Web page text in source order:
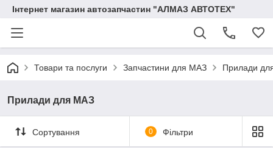
Інтернет магазин автозапчастин "АЛМАЗ АВТОТЕХ"
Товари та послуги Запчастини для МАЗ Прилади
Прилади для МАЗ
Сортування 0 Фільтри